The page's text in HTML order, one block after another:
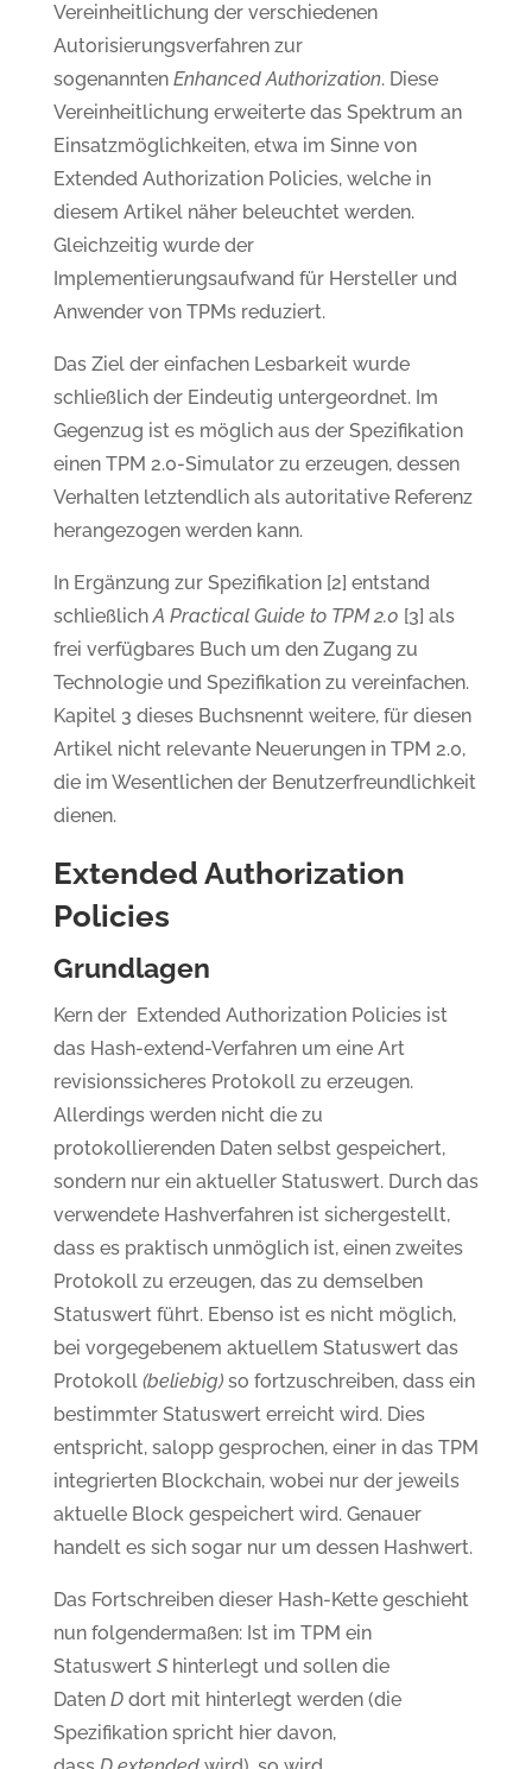
Vereinheitlichung der verschiedenen
Autorisierungsverfahren zur
sogenannten Enhanced Authorization. Diese
Vereinheitlichung erweiterte das Spektrum an
Einsatzmöglichkeiten, etwa im Sinne von
Extended Authorization Policies, welche in
diesem Artikel näher beleuchtet werden.
Gleichzeitig wurde der
Implementierungsaufwand für Hersteller und
Anwender von TPMs reduziert.
Das Ziel der einfachen Lesbarkeit wurde
schließlich der Eindeutig untergeordnet. Im
Gegenzug ist es möglich aus der Spezifikation
einen TPM 2.0-Simulator zu erzeugen, dessen
Verhalten letztendlich als autoritative Referenz
herangezogen werden kann.
In Ergänzung zur Spezifikation [2] entstand
schließlichA Practical Guide to TPM 2.0 [3] als
frei verfügbares Buch um den Zugang zu
Technologie und Spezifikation zu vereinfachen.
Kapitel 3 dieses Buchsnennt weitere, für diesen
Artikel nicht relevante Neuerungen in TPM 2.0,
die im Wesentlichen der Benutzerfreundlichkeit
dienen.
Extended Authorization
Policies
Grundlagen
Kern der Extended Authorization Policies ist
das Hash-extend-Verfahren um eine Art
revisionssicheres Protokoll zu erzeugen.
Allerdings werden nicht die zu
protokollierenden Daten selbst gespeichert,
sondern nur ein aktueller Statuswert. Durch das
verwendete Hashverfahren ist sichergestellt,
dass es praktisch unmöglich ist, einen zweites
Protokoll zu erzeugen, das zu demselben
Statuswert führt. Ebenso ist es nicht möglich,
bei vorgegebenem aktuellem Statuswert das
Protokoll(beliebig)so fortzuschreiben, dass ein
bestimmter Statuswert erreicht wird. Dies
entspricht, salopp gesprochen, einer in das TPM
integrierten Blockchain, wobei nur der jeweils
aktuelle Block gespeichert wird. Genauer
handelt es sich sogar nur um dessen Hashwert.
Das Fortschreiben dieser Hash-Kette geschieht
nun folgendermaßen: Ist im TPM ein
Statuswert Shinterlegt und sollen die
Daten Ddort mit hinterlegt werden (die
Spezifikation spricht hier davon,